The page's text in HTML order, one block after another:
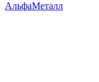
АльфаМеталл